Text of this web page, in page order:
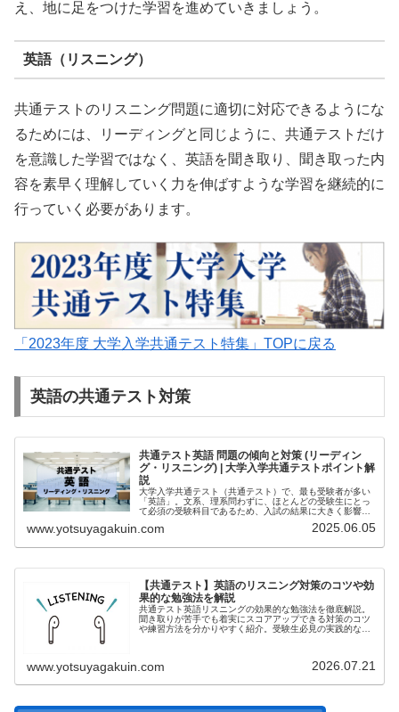
え、地に足をつけた学習を進めていきましょう。
英語（リスニング）
共通テストのリスニング問題に適切に対応できるようにな
るためには、リーディングと同じように、共通テストだけ
を意識した学習ではなく、英語を聞き取り、聞き取った内
容を素早く理解していく力を伸ばすような学習を継続的に
行っていく必要があります。
「2023年度 大学入学共通テスト特集」TOPに戻る
英語の共通テスト対策
共通テスト英語 問題の傾向と対策 (リーディン
グ・リスニング) | 大学入学共通テストポイント解
説
大学入学共通テスト（共通テスト）で、最も受験者が多い
「英語」。文系、理系問わずに、ほとんどの受験生にとっ
て必須の受験科目であるため、入試の結果に大きく影響し
www.yotsuyagakuin.com 2025.06.05
【共通テスト】英語のリスニング対策のコツや効
果的な勉強法を解説
共通テスト英語リスニングの効果的な勉強法を徹底解説。
聞き取りが苦手でも着実にスコアアップできる対策のコツ
や練習方法を分かりやすく紹介。受験生必見の実践的なト
www.yotsuyagakuin.com 2026.07.21